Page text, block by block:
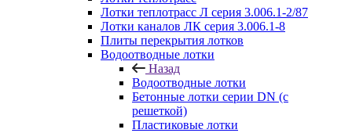
Лотки теплотрасс Л серия 3.006.1-2/87
Лотки каналов ЛК серия 3.006.1-8
Плиты перекрытия лотков
Водоотводные лотки
Назад
Водоотводные лотки
Бетонные лотки серии DN (с
решеткой)
Пластиковые лотки